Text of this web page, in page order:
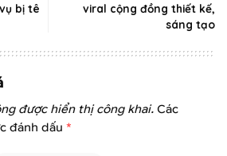
bị tê
viral cộng đồng thiết kế,
sáng tạo
được hiển thị công khai. Các
đánh dấu *